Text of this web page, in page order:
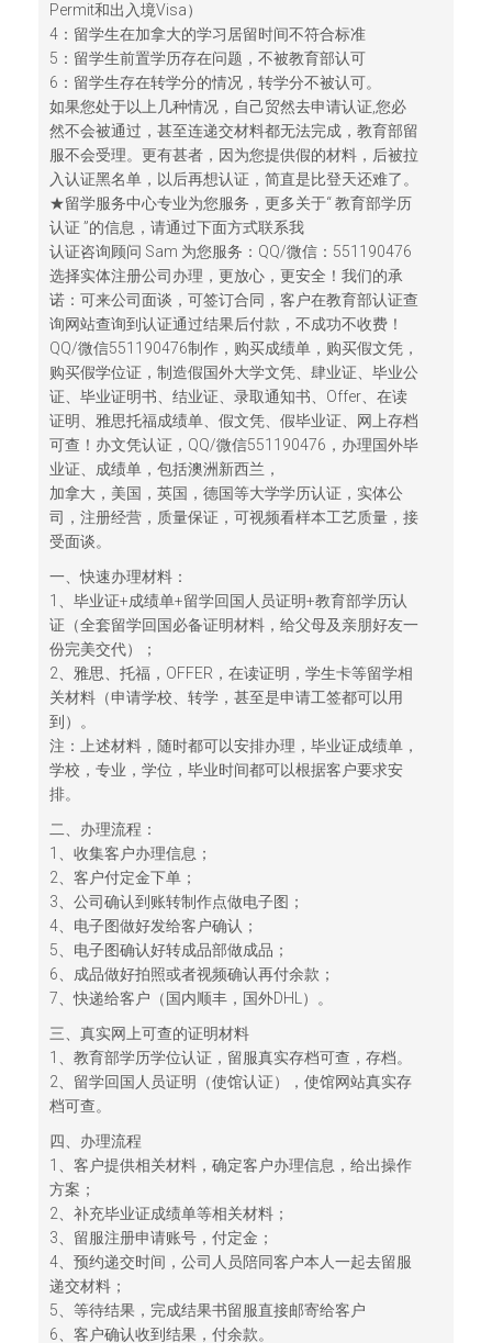
Permit和出入境Visa）
4：留学生在加拿大的学习居留时间不符合标准
5：留学生前置学历存在问题，不被教育部认可
6：留学生存在转学分的情况，转学分不被认可。
如果您处于以上几种情况，自己贸然去申请认证,您必
然不会被通过，甚至连递交材料都无法完成，教育部留
服不会受理。更有甚者，因为您提供假的材料，后被拉
入认证黑名单，以后再想认证，简直是比登天还难了。
★留学服务中心专业为您服务，更多关于“ 教育部学历
认证 ”的信息，请通过下面方式联系我
认证咨询顾问 Sam 为您服务：QQ/微信：551190476
选择实体注册公司办理，更放心，更安全！我们的承
诺：可来公司面谈，可签订合同，客户在教育部认证查
询网站查询到认证通过结果后付款，不成功不收费！
QQ/微信551190476制作，购买成绩单，购买假文凭，
购买假学位证，制造假国外大学文凭、肆业证、毕业公
证、毕业证明书、结业证、录取通知书、Offer、在读
证明、雅思托福成绩单、假文凭、假毕业证、网上存档
可查！办文凭认证，QQ/微信551190476，办理国外毕
业证、成绩单，包括澳洲新西兰，
加拿大，美国，英国，德国等大学学历认证，实体公
司，注册经营，质量保证，可视频看样本工艺质量，接
受面谈。
一、快速办理材料：
1、毕业证+成绩单+留学回国人员证明+教育部学历认
证（全套留学回国必备证明材料，给父母及亲朋好友一
份完美交代）；
2、雅思、托福，OFFER，在读证明，学生卡等留学相
关材料（申请学校、转学，甚至是申请工签都可以用
到）。
注：上述材料，随时都可以安排办理，毕业证成绩单，
学校，专业，学位，毕业时间都可以根据客户要求安
排。
二、办理流程：
1、收集客户办理信息；
2、客户付定金下单；
3、公司确认到账转制作点做电子图；
4、电子图做好发给客户确认；
5、电子图确认好转成品部做成品；
6、成品做好拍照或者视频确认再付余款；
7、快递给客户（国内顺丰，国外DHL）。
三、真实网上可查的证明材料
1、教育部学历学位认证，留服真实存档可查，存档。
2、留学回国人员证明（使馆认证），使馆网站真实存
档可查。
四、办理流程
1、客户提供相关材料，确定客户办理信息，给出操作
方案；
2、补充毕业证成绩单等相关材料；
3、留服注册申请账号，付定金；
4、预约递交时间，公司人员陪同客户本人一起去留服
递交材料；
5、等待结果，完成结果书留服直接邮寄给客户
6、客户确认收到结果，付余款。